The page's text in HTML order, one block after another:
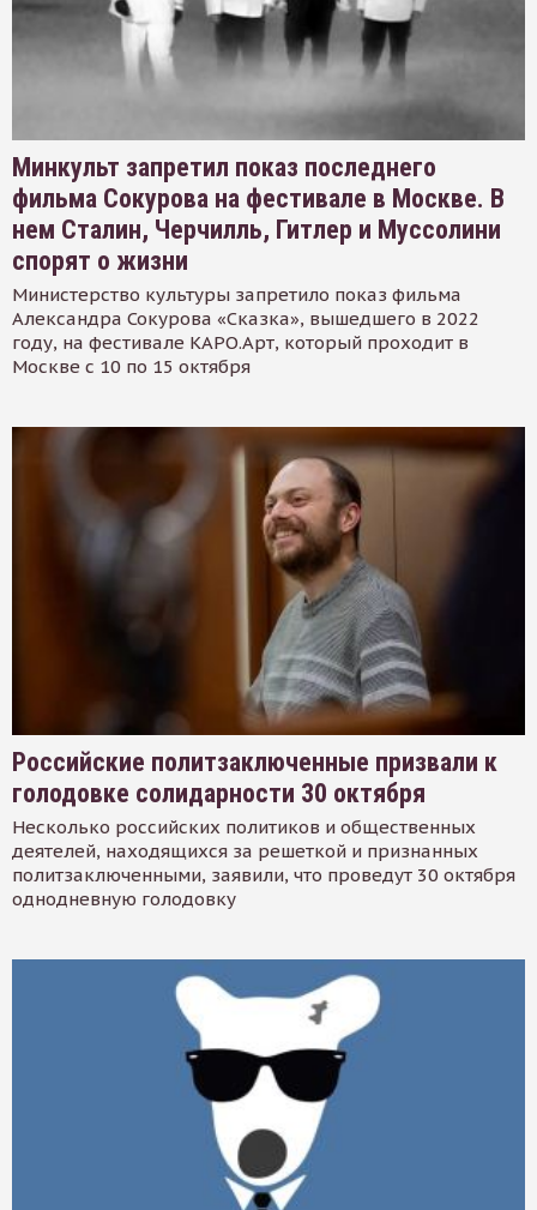
Минкульт запретил показ последнего
фильма Сокурова на фестивале в Москве. В
нем Сталин, Черчилль, Гитлер и Муссолини
спорят о жизни
Министерство культуры запретило показ фильма
Александра Сокурова «Сказка», вышедшего в 2022
году, на фестивале КАРО.Арт, который проходит в
Москве с 10 по 15 октября
Российские политзаключенные призвали к
голодовке солидарности 30 октября
Несколько российских политиков и общественных
деятелей, находящихся за решеткой и признанных
политзаключенными, заявили, что проведут 30 октября
однодневную голодовку